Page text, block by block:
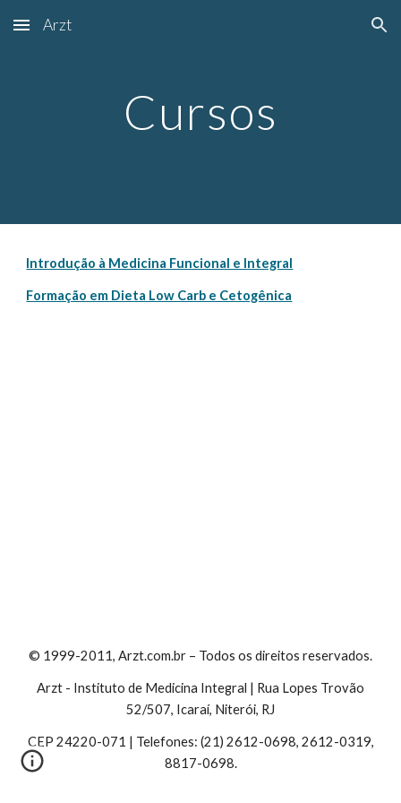
Skip to main content Skip to navigation
Arzt
Cursos
Introdução à Medicina Funcional e Integral
Formação em Dieta Low Carb e Cetogênica
© 1999-2011, Arzt.com.br – Todos os direitos reservados.
Arzt - Instituto de Medicina Integral | Rua Lopes Trovão
52/507, Icaraí, Niterói, RJ
CEP 24220-071 | Telefones: (21) 2612-0698, 2612-0319,
8817-0698.